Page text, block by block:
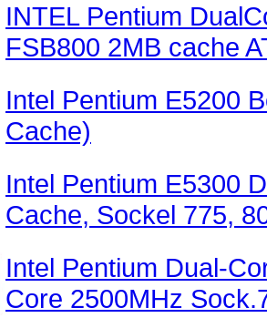
INTEL Pentium
FSB800 2MB cache
Intel Pentium E5200
Cache)
Intel Pentium E5300
Cache, Sockel 775,
Intel Pentium Dual-
Core 2500MHz